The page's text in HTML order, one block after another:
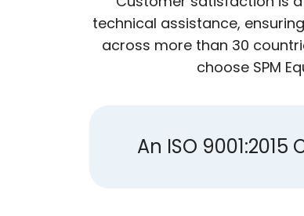
technical assistance,
across more than 30
choose SPM
An ISO